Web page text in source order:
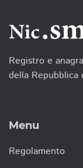
Registro e
della Repubblica
Menu
Regolamento